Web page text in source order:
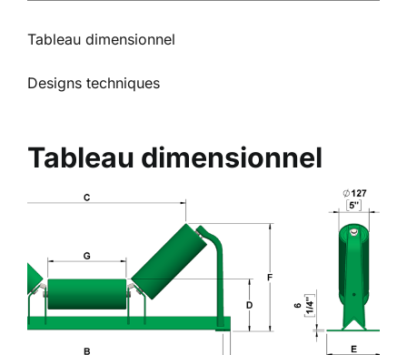
Tableau dimensionnel
Designs techniques
Tableau dimensionnel